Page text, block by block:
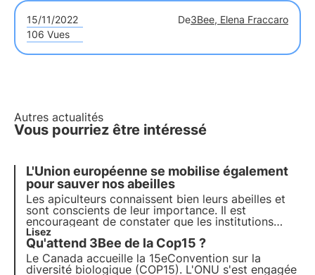
15/11/2022 De3Bee, Elena Fraccaro
106 Vues
Autres actualités
Vous pourriez être intéressé
L'Union européenne se mobilise également
pour sauver nos abeilles
Les apiculteurs connaissent bien leurs abeilles et
sont conscients de leur importance. Il est
encourageant de constater que les institutions
politiques manifestent également leur intérêt et
tentent de formuler des propositions concrètes
pour sauvegarder ces précieux insectes et ceux
qui en prennent soin.
Lisez
Qu'attend 3Bee de la Cop15 ?
Le Canada accueille la 15eConvention sur la
diversité biologique (COP15). L'ONU s'est engagée